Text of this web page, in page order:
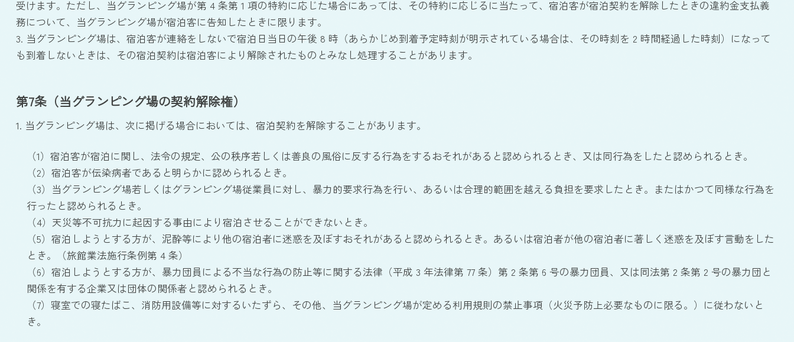
受けます。ただし、当グランピング場が第 4 条第 1 項の特約に応じた場合にあっては、その特約に応じるに当たって、宿泊客が宿泊契約を解除したときの違約金支払義
務について、当グランピング場が宿泊客に告知したときに限ります。
3. 当グランピング場は、宿泊客が連絡をしないで宿泊日当日の午後 8 時（あらかじめ到着予定時刻が明示されている場合は、その時刻を 2 時間経過した時刻）になって
も到着しないときは、その宿泊契約は宿泊客により解除されたものとみなし処理することがあります。
第7条（当グランピング場の契約解除権）
1. 当グランピング場は、次に掲げる場合においては、宿泊契約を解除することがあります。
（1）宿泊客が宿泊に関し、法令の規定、公の秩序若しくは善良の風俗に反する行為をするおそれがあると認められるとき、又は同行為をしたと認められるとき。
（2）宿泊客が伝染病者であると明らかに認められるとき。
（3）当グランピング場若しくはグランピング場従業員に対し、暴力的要求行為を行い、あるいは合理的範囲を越える負担を要求したとき。またはかつて同様な行為を
行ったと認められるとき。
（4）天災等不可抗力に起因する事由により宿泊させることができないとき。
（5）宿泊しようとする方が、泥酔等により他の宿泊者に迷惑を及ぼすおそれがあると認められるとき。あるいは宿泊者が他の宿泊者に著しく迷惑を及ぼす言動をした
とき。（旅館業法施行条例第 4 条）
（6）宿泊しようとする方が、暴力団員による不当な行為の防止等に関する法律（平成 3 年法律第 77 条）第 2 条第 6 号の暴力団員、又は同法第 2 条第 2 号の暴力団と
関係を有する企業又は団体の関係者と認められるとき。
（7）寝室での寝たばこ、消防用設備等に対するいたずら、その他、当グランピング場が定める利用規則の禁止事項（火災予防上必要なものに限る。）に従わないと
き。